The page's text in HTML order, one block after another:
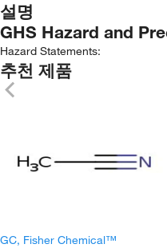
설명
GHS Hazard and
Hazard Statements:
추천 제품
GC, Fisher Chemical™